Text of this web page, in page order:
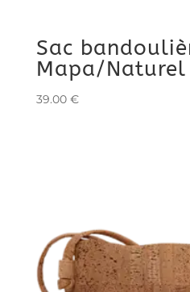
Sac
Mapa/Naturel
39.00 €